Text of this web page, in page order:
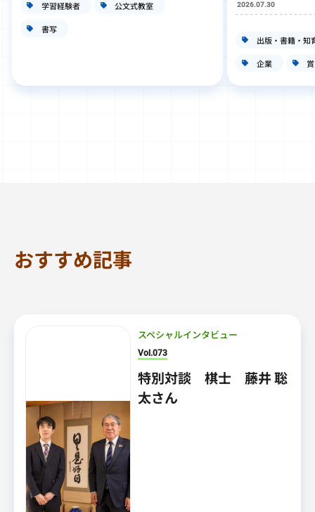
学習経験者 公文式教室
書写
2026.07.30
出版・書籍・知
企業 賞
おすすめ記事
スペシャルインタビュー
Vol.073
特別対談 棋士 藤井 聡
太さん